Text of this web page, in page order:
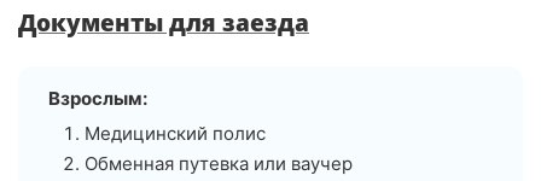
Документы для заезда
Взрослым:
Медицинский полис
Обменная путевка или ваучер